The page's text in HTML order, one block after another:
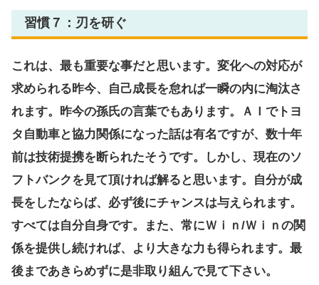
習慣７：刃を研ぐ
これは、最も重要な事だと思います。変化への対応が
求められる昨今、自己成長を怠れば一瞬の内に淘汰さ
れます。昨今の孫氏の言葉でもあります。ＡＩでトヨ
タ自動車と協力関係になった話は有名ですが、数十年
前は技術提携を断られたそうです。しかし、現在のソ
フトバンクを見て頂ければ解ると思います。自分が成
長をしたならば、必ず後にチャンスは与えられます。
すべては自分自身です。また、常にＷｉｎ/Ｗｉｎの関
係を提供し続ければ、より大きな力も得られます。最
後まであきらめずに是非取り組んで見て下さい。